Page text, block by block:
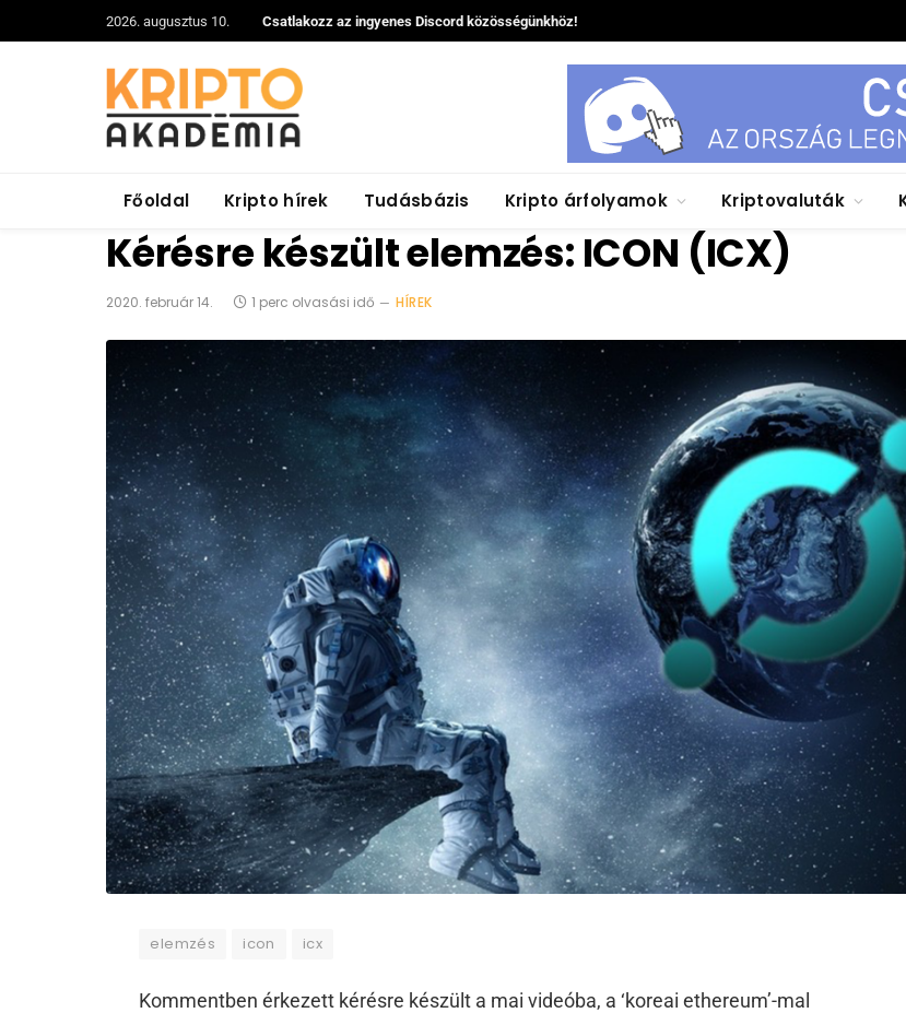
2026. augusztus 10. Csatlakozz az ingyenes Discord közösségünkhöz!
Főoldal Kripto hírek Tudásbázis Kripto árfolyamok Kriptovaluták
Kérésre készült elemzés: ICON (ICX)
2020. február 14. 1 perc olvasási idő HÍREK
elemzés icon icx
Kommentben érkezett kérésre készült a mai videóba, a ‘koreai ethereum’-mal